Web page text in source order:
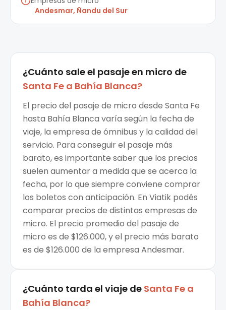
Andesmar, Ñandu del Sur
¿Cuánto sale el pasaje en micro de
Santa Fe a Bahía Blanca?
El precio del pasaje de micro desde Santa Fe
hasta Bahía Blanca varía según la fecha de
viaje, la empresa de ómnibus y la calidad del
servicio. Para conseguir el pasaje más
barato, es importante saber que los precios
suelen aumentar a medida que se acerca la
fecha, por lo que siempre conviene comprar
los boletos con anticipación. En Viatik podés
comparar precios de distintas empresas de
micro. El precio promedio del pasaje de
micro es de $126.000, y el precio más barato
es de $126.000 de la empresa Andesmar.
¿Cuánto tarda el viaje de Santa Fe a
Bahía Blanca?